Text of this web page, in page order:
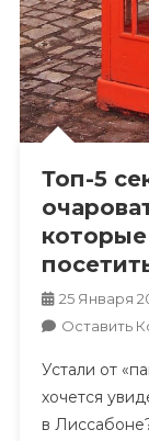
Топ-5
25 Января
Оставить
Устали от
хочется
в